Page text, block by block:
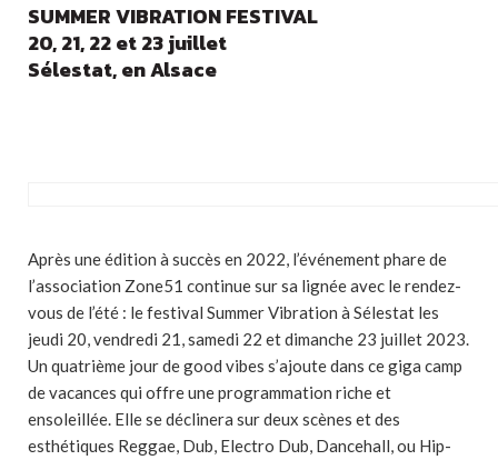
SUMMER VIBRATION FESTIVAL
20, 21, 22 et 23 juillet
Sélestat, en Alsace
Après une édition à succès en 2022, l’événement phare de
l’association Zone51 continue sur sa lignée avec le rendez-
vous de l’été : le festival Summer Vibration à Sélestat les
jeudi 20, vendredi 21, samedi 22 et dimanche 23 juillet 2023.
Un quatrième jour de good vibes s’ajoute dans ce giga camp
de vacances qui offre une programmation riche et
ensoleillée. Elle se déclinera sur deux scènes et des
esthétiques Reggae, Dub, Electro Dub, Dancehall, ou Hip-